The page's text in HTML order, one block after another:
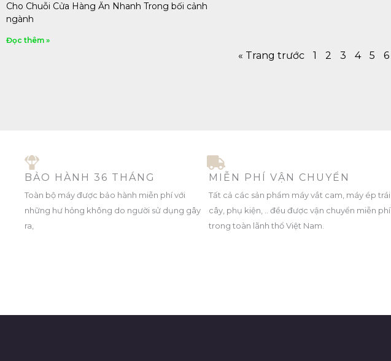
Cho Chuỗi Cửa Hàng Ăn Nhanh Trong bối cảnh
ngành
Đọc thêm »
« Trang trước 1 2 3 4 5 6
BẢO HÀNH 36 THÁNG
Toàn bộ máy được bảo hành miễn phí với
những hư hỏng không do người sử dụng gây
ra,
MIỄN PHÍ VẬN CHUYỂN
Tất cả các sản phẩm máy vắt cam, máy ép trái
cây, phụ kiện, .. đều được vận chuyển miễn phí
trong toàn lãnh thổ Việt Nam.